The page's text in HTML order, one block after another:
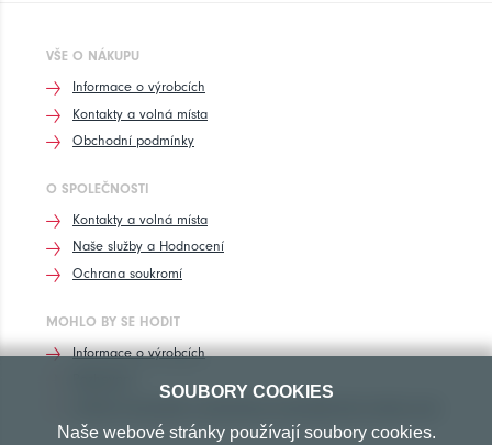
VŠE O NÁKUPU
Informace o výrobcích
Kontakty a volná místa
Obchodní podmínky
O SPOLEČNOSTI
Kontakty a volná místa
Naše služby a Hodnocení
Ochrana soukromí
MOHLO BY SE HODIT
Informace o výrobcích
SOUBORY COOKIES
Naše webové stránky používají soubory cookies.